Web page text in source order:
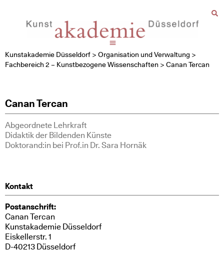
Kunstakademie Düsseldorf > Organisation und Verwaltung >
Fachbereich 2 – Kunstbezogene Wissenschaften > Canan Tercan
Canan Tercan
Abgeordnete Lehrkraft
Didaktik der Bildenden Künste
Doktorand:in bei Prof.in Dr. Sara Hornäk
Kontakt
Postanschrift:
Canan Tercan
Kunstakademie Düsseldorf
Eiskellerstr. 1
D-40213 Düsseldorf